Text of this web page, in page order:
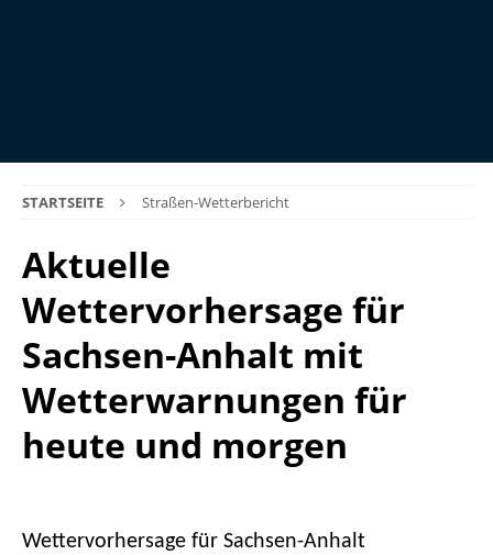
STARTSEITE Straßen-Wetterbericht
Aktuelle
Wettervorhersage für
Sachsen-Anhalt mit
Wetterwarnungen für
heute und morgen
Wettervorhersage für Sachsen-Anhalt